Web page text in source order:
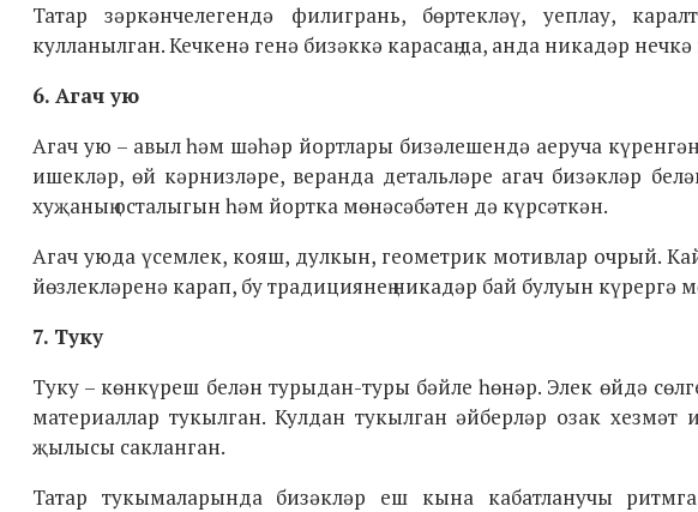
Татар зәркәнчелегендә филигрань, бөртекләү, уеплау,
кулланылган. Кечкенә генә бизәккә карасаң да, анда никадәр
6. Агач ую
Агач ую – авыл һәм шәһәр йортлары бизәлешендә аеруча
ишекләр, өй кәрнизләре, веранда детальләре агач бизәкләр
хуҗаның осталыгын һәм йортка мөнәсәбәтен дә күрсәткән.
Агач уюда үсемлек, кояш, дулкын, геометрик мотивлар очрый.
йөзлекләренә карап, бу традициянең никадәр бай булуын күрергә
7. Туку
Туку – көнкүреш белән турыдан-туры бәйле һөнәр. Элек өйдә
материаллар тукылган. Кулдан тукылган әйберләр озак
җылысы сакланган.
Татар тукымаларында бизәкләр еш кына кабатланучы